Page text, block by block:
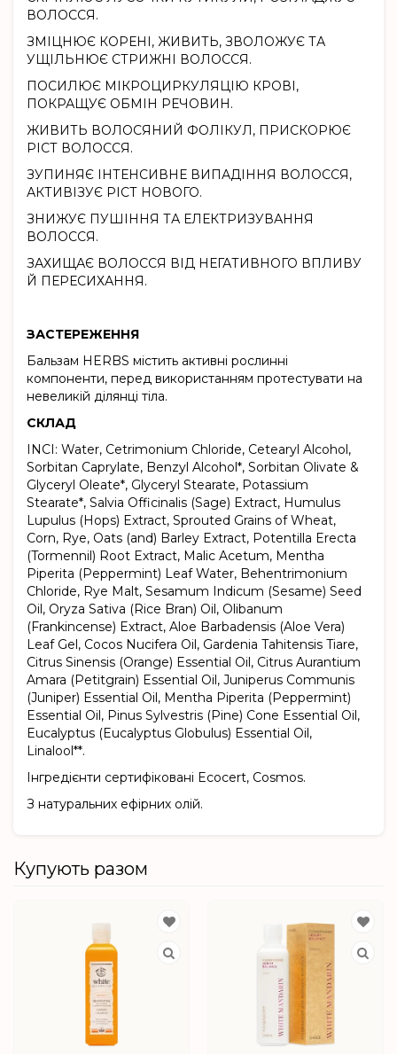
ВОЛОССЯ.
ЗМІЦНЮЄ КОРЕНІ, ЖИВИТЬ, ЗВОЛОЖУЄ ТА
УЩІЛЬНЮЄ СТРИЖНІ ВОЛОССЯ.
ПОСИЛЮЄ МІКРОЦИРКУЛЯЦІЮ КРОВІ,
ПОКРАЩУЄ ОБМІН РЕЧОВИН.
ЖИВИТЬ ВОЛОСЯНИЙ ФОЛІКУЛ, ПРИСКОРЮЄ
РІСТ ВОЛОССЯ.
ЗУПИНЯЄ ІНТЕНСИВНЕ ВИПАДІННЯ ВОЛОССЯ,
АКТИВІЗУЄ РІСТ НОВОГО.
ЗНИЖУЄ ПУШІННЯ ТА ЕЛЕКТРИЗУВАННЯ
ВОЛОССЯ.
ЗАХИЩАЄ ВОЛОССЯ ВІД НЕГАТИВНОГО ВПЛИВУ
Й ПЕРЕСИХАННЯ.
ЗАСТЕРЕЖЕННЯ
Бальзам HERBS містить активні рослинні
компоненти, перед використанням протестувати на
невеликій ділянці тіла.
СКЛАД
INCI: Water, Cetrimonium Chloride, Cetearyl Alcohol,
Sorbitan Caprylate, Benzyl Alcohol*, Sorbitan Olivate &
Glyceryl Oleate*, Glyceryl Stearate, Potassium
Stearate*, Salvia Officinalis (Sage) Extract, Humulus
Lupulus (Hops) Extract, Sprouted Grains of Wheat,
Corn, Rye, Oats (and) Barley Extract, Potentilla Erecta
(Tormennil) Root Extract, Malic Acetum, Mentha
Piperita (Peppermint) Leaf Water, Behentrimonium
Chloride, Rye Malt, Sesamum Indicum (Sesame) Seed
Oil, Oryza Sativa (Rice Bran) Oil, Olibanum
(Frankincense) Extract, Aloe Barbadensis (Aloe Vera)
Leaf Gel, Cocos Nucifera Oil, Gardenia Tahitensis Tiare,
Citrus Sinensis (Orange) Essential Oil, Citrus Aurantium
Amara (Petitgrain) Essential Oil, Juniperus Communis
(Juniper) Essential Oil, Mentha Piperita (Peppermint)
Essential Oil, Pinus Sylvestris (Pine) Cone Essential Oil,
Eucalyptus (Eucalyptus Globulus) Essential Oil,
Linalool**.
Інгредієнти сертифіковані Ecocert, Cosmos.
З натуральних ефірних олій.
Купують разом